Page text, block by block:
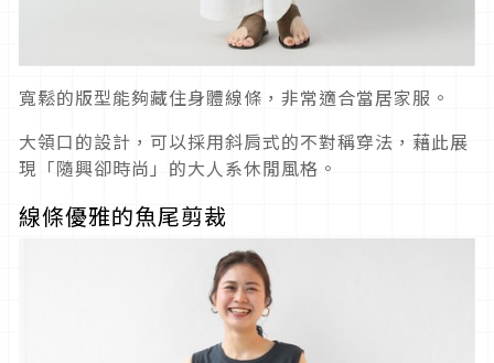
寬鬆的版型能夠藏住身體線條，非常適合當居家服。
大領口的設計，可以採用斜肩式的不對稱穿法，藉此展
現「隨興卻時尚」的大人系休閒風格。
線條優雅的魚尾剪裁